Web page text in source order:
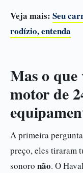
Veja mais: Seu
rodízio, entenda
Mas o que
motor de
A primeira
preço, eles tiraram
sonoro não. O